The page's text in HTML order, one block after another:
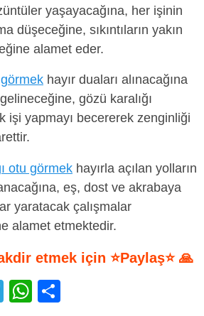
yaşayacağına, her işinin
düşeceğine, sıkıntıların yakın
alamet eder.
hayır duaları alınacağına
gözü karalığı
işi yapmayı becererek zenginliği
otu görmek hayırla açılan yolların
eş, dost ve akrabaya
yaratacak çalışmalar
alamet etmektedir.
etmek için ⭐Paylaş⭐ 🙏
T
W